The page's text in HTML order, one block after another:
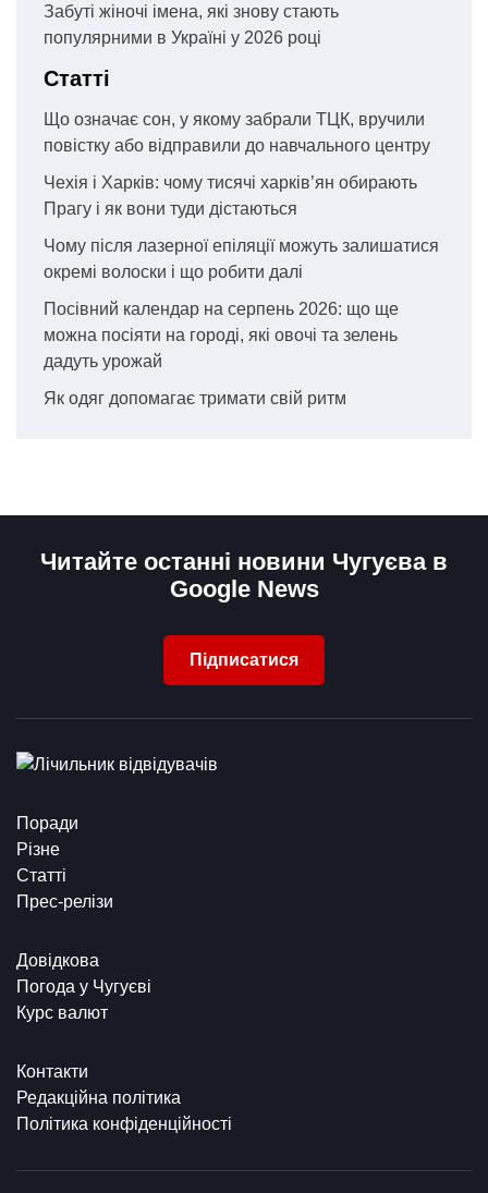
Забуті жіночі імена, які знову стають
популярними в Україні у 2026 році
Статті
Що означає сон, у якому забрали ТЦК, вручили
повістку або відправили до навчального центру
Чехія і Харків: чому тисячі харків’ян обирають
Прагу і як вони туди дістаються
Чому після лазерної епіляції можуть залишатися
окремі волоски і що робити далі
Посівний календар на серпень 2026: що ще
можна посіяти на городі, які овочі та зелень
дадуть урожай
Як одяг допомагає тримати свій ритм
Читайте останні новини Чугуєва в
Google News
Підписатися
Поради
Різне
Статті
Прес-релізи
Довідкова
Погода у Чугуєві
Курс валют
Контакти
Редакційна політика
Політика конфіденційності